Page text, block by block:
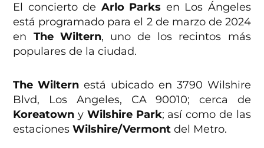
El concierto de Arlo Parks en Los Ángeles
está programado para el 2 de marzo de 2024
en The Wiltern, uno de los recintos más
populares de la ciudad.
The Wiltern está ubicado en 3790 Wilshire
Blvd, Los Angeles, CA 90010; cerca de
Koreatown y Wilshire Park; así como de las
estacionesWilshire/Vermont del Metro.